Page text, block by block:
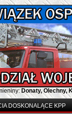
Donaty, Olechny,
DOSKONALĄCE KPP